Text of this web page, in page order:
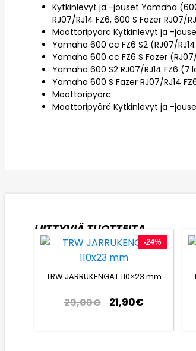
Kytkinlevyt ja -jouset Yamaha
RJ07/RJ14 FZ6, 600 S Fazer RJ07/
Moottoripyörä Kytkinlevyt ja -
Yamaha 600 cc FZ6 S2 (RJ07/
Yamaha 600 cc FZ6 S Fazer
Yamaha 600 S2 RJ07/RJ14 FZ6
Yamaha 600 S Fazer RJ07/RJ14
Moottoripyörä
Moottoripyörä Kytkinlevyt ja -
LIITTYVIÄ TUOTTEITA
-24%
TRW JARRUKENGÄT 110×23 mm
29,00€ 21,90€